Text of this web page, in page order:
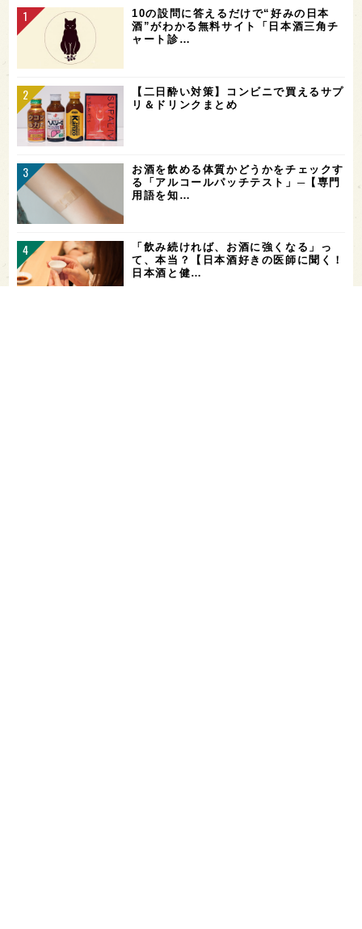
10の設問に答えるだけで“好みの日本
酒”がわかる無料サイト「日本酒三角チ
ャート診…
【二日酔い対策】コンビニで買えるサプ
リ＆ドリンクまとめ
お酒を飲める体質かどうかをチェックす
る「アルコールパッチテスト」─【専門
用語を知…
「飲み続ければ、お酒に強くなる」っ
て、本当？【日本酒好きの医師に聞く！
日本酒と健…